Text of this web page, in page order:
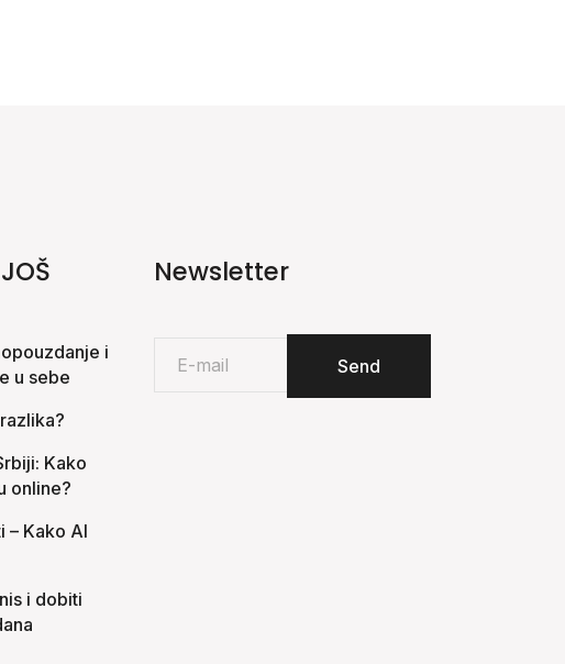
i
u sebe
Kako
online?
– Kako AI
i dobiti
Newsletter